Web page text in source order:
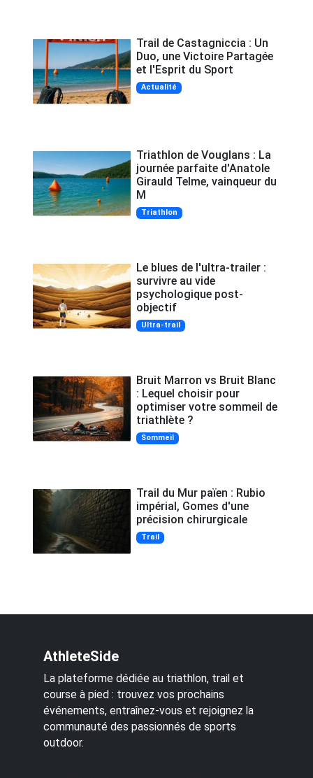
Trail de Castagniccia : Un
Duo, une Victoire Partagée
et l'Esprit du Sport
Actualité
Triathlon de Vouglans : La
journée parfaite d'Anatole
Girauld Telme, vainqueur du
M
Triathlon
Le blues de l'ultra-trailer :
survivre au vide
psychologique post-
objectif
Ultra-trail
Bruit Marron vs Bruit Blanc
: Lequel choisir pour
optimiser votre sommeil de
triathlète ?
Sommeil
Trail du Mur païen : Rubio
impérial, Gomes d'une
précision chirurgicale
Trail
AthleteSide
La plateforme dédiée au triathlon, trail et
course à pied : trouvez vos prochains
événements, entraînez-vous et rejoignez la
communauté des passionnés de sports
outdoor.